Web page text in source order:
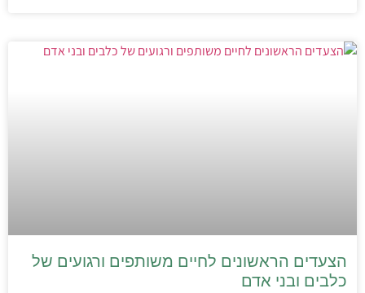
הצעדים הראשונים לחיים משותפים ורגועים של
כלבים ובני אדם